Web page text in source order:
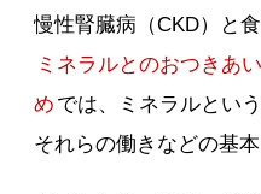
慢性腎臓病（CKD）と
ミネラルとのおつきあ
め では、ミネラルとい
それらの働きなどの基